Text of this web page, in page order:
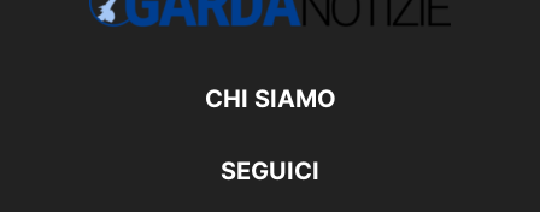
CHI SIAMO
SEGUICI